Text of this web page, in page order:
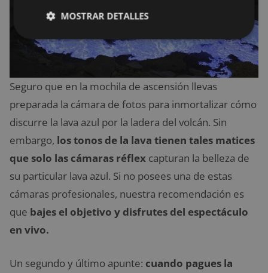
Seguro que en la mochila de ascensión llevas
preparada la cámara de fotos para inmortalizar cómo
discurre la lava azul por la ladera del volcán. Sin
embargo, los tonos de la lava tienen tales matices
que solo las cámaras réflex capturan la belleza de
su particular lava azul. Si no posees una de estas
cámaras profesionales, nuestra recomendación es
que bajes el objetivo y disfrutes del espectáculo
en vivo.
Un segundo y último apunte: cuando pagues la
MOSTRAR DETALLES